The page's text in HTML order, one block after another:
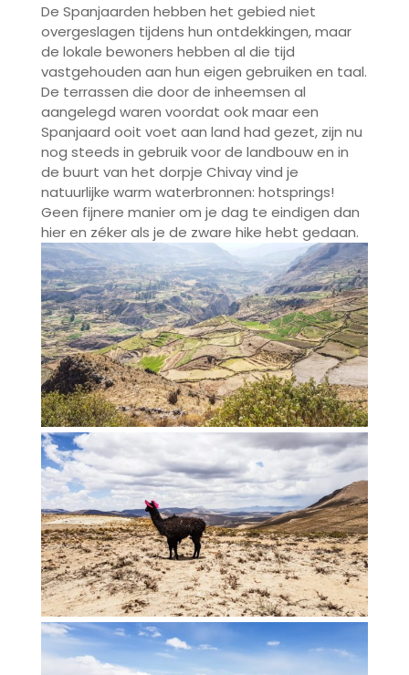
De Spanjaarden hebben het gebied niet
overgeslagen tijdens hun ontdekkingen, maar
de lokale bewoners hebben al die tijd
vastgehouden aan hun eigen gebruiken en taal.
De terrassen die door de inheemsen al
aangelegd waren voordat ook maar een
Spanjaard ooit voet aan land had gezet, zijn nu
nog steeds in gebruik voor de landbouw en in
de buurt van het dorpje Chivay vind je
natuurlijke warm waterbronnen: hotsprings!
Geen fijnere manier om je dag te eindigen dan
hier en zéker als je de zware hike hebt gedaan.